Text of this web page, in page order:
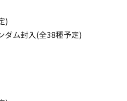
)
ダム封入(全38種予定)